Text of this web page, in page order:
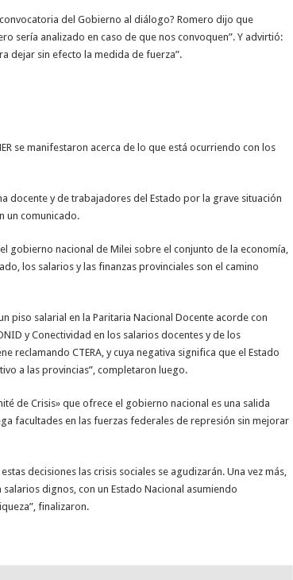
del Gobierno al diálogo? Romero dijo que
sería analizado en caso de que nos convoquen”. Y advirtió:
dejar sin efecto la medida de fuerza”.
se manifestaron acerca de lo que está ocurriendo con los
docente y de trabajadores del Estado por la grave situación
un comunicado.
gobierno nacional de Milei sobre el conjunto de la economía,
los salarios y las finanzas provinciales son el camino
piso salarial en la Paritaria Nacional Docente acorde con
y Conectividad en los salarios docentes y de los
reclamando CTERA, y cuya negativa significa que el Estado
a las provincias”, completaron luego.
de Crisis» que ofrece el gobierno nacional es una salida
facultades en las fuerzas federales de represión sin mejorar
decisiones las crisis sociales se agudizarán. Una vez más,
dignos, con un Estado Nacional asumiendo
finalizaron.